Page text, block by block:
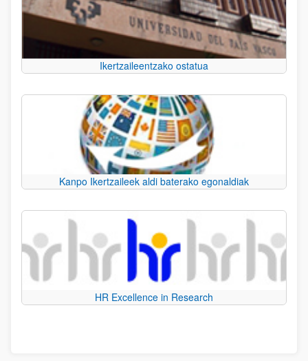
Ikertzaileentzako ostatua
Kanpo Ikertzaileek aldi baterako egonaldiak
HR Excellence in Research